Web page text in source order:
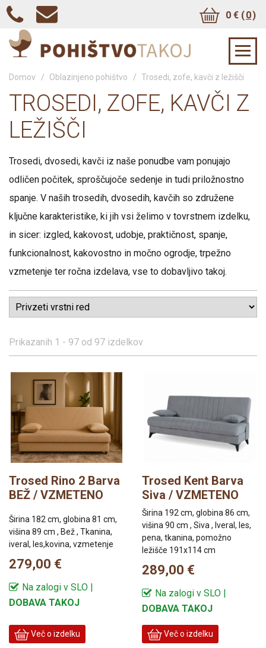
0 € (0)
Domov / Oblazinjeno pohištvo / Trosedi, zofe, kavči z ležišči
TROSEDI, ZOFE, KAVČI Z
LEŽIŠČI
Trosedi, dvosedi, kavči iz naše ponudbe vam ponujajo
odličen počitek, sproščujoče sedenje in tudi priložnostno
spanje. V naših trosedih, dvosedih, kavčih so združene
ključne karakteristike, ki jih vsi želimo v tovrstnem izdelku,
in sicer: izgled, kakovost, udobje, praktičnost, spanje,
funkcionalnost, kakovostno in močno ogrodje, trpežno
vzmetenje ter ročna izdelava, vse to dobavljivo takoj.
Prikazanih 1 - 97 od 97 izdelkov
Trosed Rino 2 Barva
BEŽ / VZMETENO
Širina 182 cm, globina 81 cm,
višina 89 cm , Bež , Tkanina,
iveral, les,kovina, vzmetenje
279,00 €
Na zalogi v SLO |
DOBAVA TAKOJ
Več o izdelku
Trosed Kent Barva
Siva / VZMETENO
Širina 192 cm, globina 86 cm,
višina 90 cm , Siva , Iveral, les,
pena, tkanina, pomožno
ležišče 191x114 cm
289,00 €
Na zalogi v SLO |
DOBAVA TAKOJ
Več o izdelku